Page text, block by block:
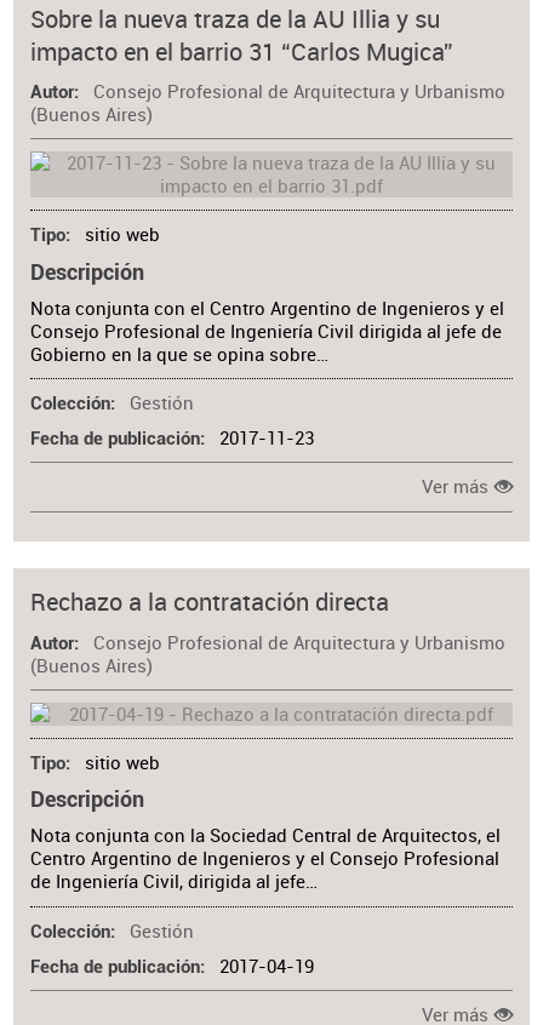
Sobre la nueva traza de la AU Illia y su
impacto en el barrio 31 “Carlos Mugica”
Autor
Consejo Profesional de Arquitectura y Urbanismo
(Buenos Aires)
Tipo sitio web
Descripción
Nota conjunta con el Centro Argentino de Ingenieros y el
Consejo Profesional de Ingeniería Civil dirigida al jefe de
Gobierno en la que se opina sobre…
Colección Gestión
Fecha de publicación 2017-11-23
Ver más
Rechazo a la contratación directa
Autor
Consejo Profesional de Arquitectura y Urbanismo
(Buenos Aires)
Tipo sitio web
Descripción
Nota conjunta con la Sociedad Central de Arquitectos, el
Centro Argentino de Ingenieros y el Consejo Profesional
de Ingeniería Civil, dirigida al jefe…
Colección Gestión
Fecha de publicación 2017-04-19
Ver más